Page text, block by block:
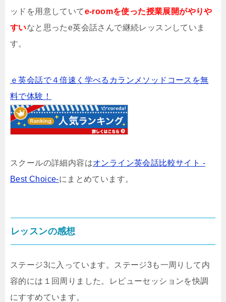
ッドを用意していてe-roomを使った授業展開がやりや
すいなと思ったe英会話さんで継続レッスンしていま
す。
ｅ英会話で４倍速く学べるカランメソッドコースを無
料で体験！
スクールの詳細内容はオンライン英会話比較サイト -
Best Choice-にまとめています。
レッスンの感想
ステージ3に入っています。ステージ3も一周りして内
容的には１回周りました。レビューセッションを快調
にすすめています。